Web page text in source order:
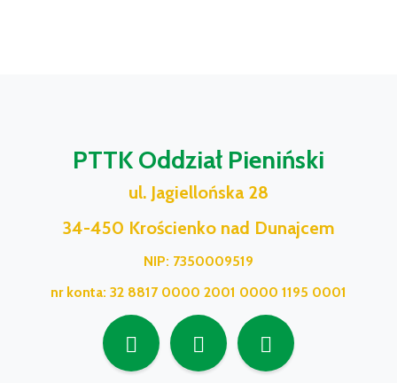
PTTK Oddział Pieniński
ul. Jagiellońska 28
34-450 Krościenko nad Dunajcem
NIP: 7350009519
nr konta: 32 8817 0000 2001 0000 1195 0001